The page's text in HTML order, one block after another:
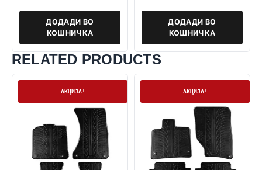
ДОДАДИ ВО
КОШНИЧКА
ДОДАДИ ВО
КОШНИЧКА
RELATED PRODUCTS
АКЦИЈА! АКЦИЈА!